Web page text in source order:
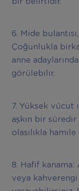
6. Mide
Çoğunlukla
anne
görülebilir.
7. Yüksek vücut
aşkın bir
olasılıkla
8. Hafif kanama:
veya